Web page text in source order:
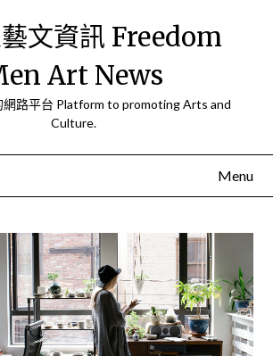
文資訊 Freedom
Art News
網路平台 Platform to promoting Arts and
Culture.
Menu